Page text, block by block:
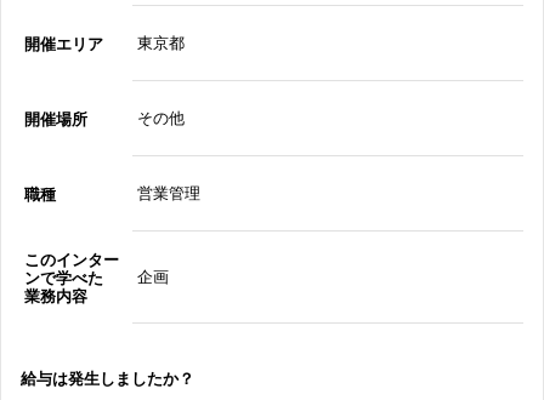
開催エリア 東京都
開催場所 その他
職種 営業管理
このインター
ンで学べた
業務内容
企画
給与は発生しましたか？